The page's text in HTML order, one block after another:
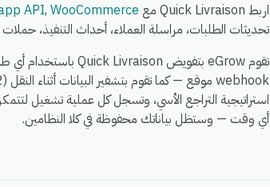
اربط Quick Livraison مع
API, WooCommerce
تحديثات الطلبات، مراسلة العملاء، أحداث التنفيذ،
استراتيجية التراجع الأسي، وتسجل كل عملية تشغيل
أي وقت — وستظل بياناتك محفوظة في كلا النظامين.